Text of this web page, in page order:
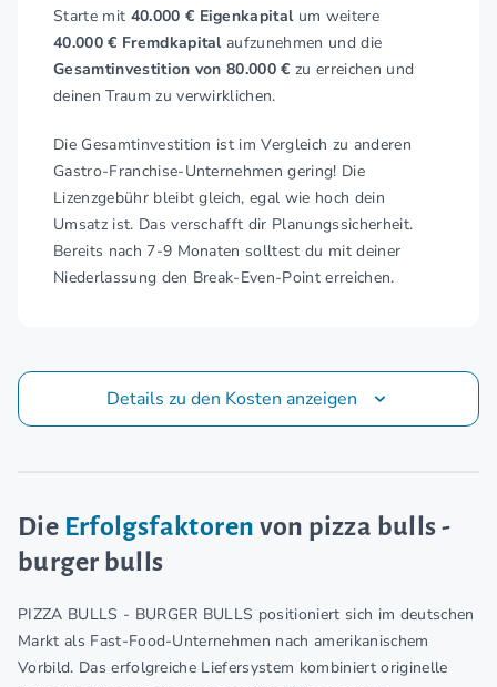
Starte mit 40.000 € Eigenkapitalum weitere
40.000 € Fremdkapitalaufzunehmen und die
Gesamtinvestition von 80.000 € zu erreichen und
deinen Traum zu verwirklichen.
Die Gesamtinvestition ist im Vergleich zu anderen
Gastro-Franchise-Unternehmen gering! Die
Lizenzgebühr bleibt gleich, egal wie hoch dein
Umsatz ist. Das verschafft dir Planungssicherheit.
Bereits nach 7-9 Monaten solltest du mit deiner
Niederlassung den Break-Even-Point erreichen.
Details zu den Kosten anzeigen
Die Erfolgsfaktoren von pizza bulls -
burger bulls
PIZZA BULLS - BURGER BULLS positioniert sich im deutschen
Markt als Fast-Food-Unternehmen nach amerikanischem
Vorbild. Das erfolgreiche Liefersystem kombiniert originelle